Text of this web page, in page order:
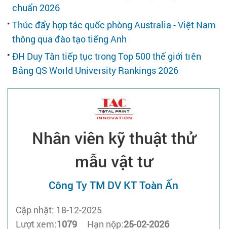
Nhà tuyển dụng
chuẩn 2026
Thúc đẩy hợp tác quốc phòng Australia - Việt Nam
thông qua đào tạo tiếng Anh
ĐH Duy Tân tiếp tục trong Top 500 thế giới trên
Bảng QS World University Rankings 2026
Nhân viên kỹ thuật thử
mẫu vật tư
Công Ty TM DV KT Toàn Ấn
Cập nhật: 18-12-2025
Lượt xem:1079 Hạn nộp:25-02-2026